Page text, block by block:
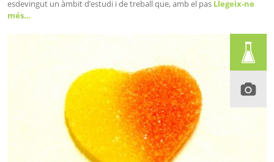
esdevingut un àmbit d’estudi i de treball que, amb el pas Llegeix-ne
més…